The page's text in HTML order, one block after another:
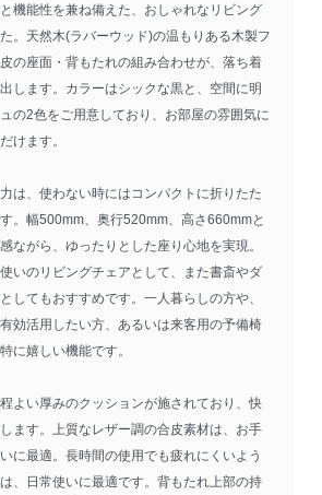
機能性を兼ね備えた、おしゃれなリビング
。天然木(ラバーウッド)の温もりある木製フ
の座面・背もたれの組み合わせが、落ち着
します。カラーはシックな黒と、空間に明
の2色をご用意しており、お部屋の雰囲気に
けます。
は、使わない時にはコンパクトに折りたた
。幅500mm、奥行520mm、高さ660mmと
ながら、ゆったりとした座り心地を実現。
いのリビングチェアとして、また書斎やダ
してもおすすめです。一人暮らしの方や、
効活用したい方、あるいは来客用の予備椅
に嬉しい機能です。
よい厚みのクッションが施されており、快
ます。上質なレザー調の合皮素材は、お手
に最適。長時間の使用でも疲れにくいよう
、日常使いに最適です。背もたれ上部の持